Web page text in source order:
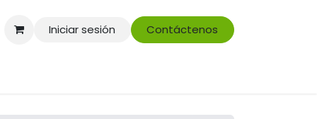
Iniciar sesión Contáctenos